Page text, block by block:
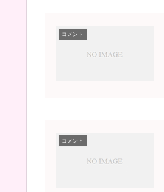
コメント
コメント